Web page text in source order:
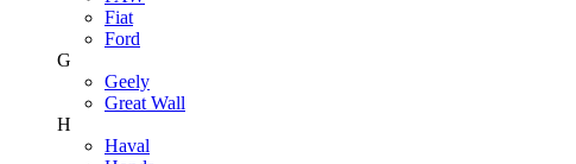
Fiat
Ford
G
Geely
Great Wall
H
Haval